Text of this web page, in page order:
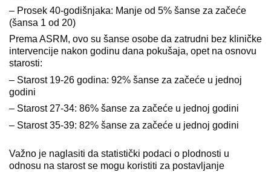
– Prosek 40-godišnjaka: Manje od 5% šanse za začeće
(šansa 1 od 20)
Prema ASRM, ovo su šanse osobe da zatrudni bez kliničke
intervencije nakon godinu dana pokušaja, opet na osnovu
starosti:
– Starost 19-26 godina: 92% šanse za začeće u jednoj
godini
– Starost 27-34: 86% šanse za začeće u jednoj godini
– Starost 35-39: 82% šanse za začeće u jednoj godini
Važno je naglasiti da statistički podaci o plodnosti u
odnosu na starost se mogu koristiti za postavljanje